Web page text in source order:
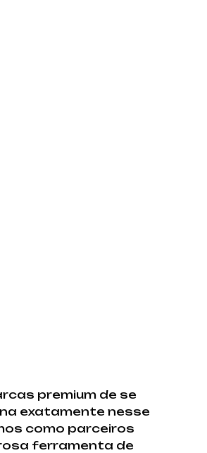
premium de se
exatamente nesse
como parceiros
ferramenta de